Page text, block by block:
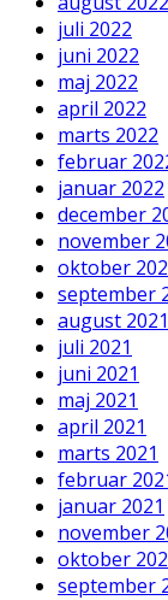
juli 2022
juni 2022
maj 2022
april 2022
marts 2022
februar
januar 2022
december
november
oktober
september
august 2021
juli 2021
juni 2021
maj 2021
april 2021
marts 2021
februar
januar 2021
november
oktober
september